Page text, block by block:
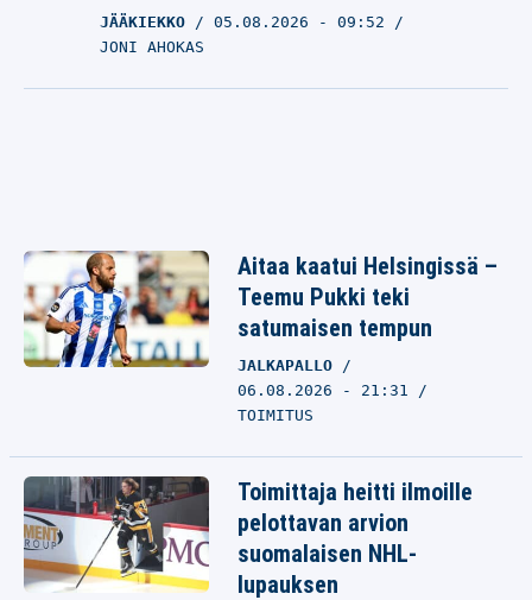
JÄÄKIEKKO 05.08.2026 - 09:52
JONI AHOKAS
Aitaa kaatui Helsingissä –
Teemu Pukki teki
satumaisen tempun
JALKAPALLO
06.08.2026 - 21:31
TOIMITUS
Toimittaja heitti ilmoille
pelottavan arvion
suomalaisen NHL-
lupauksen